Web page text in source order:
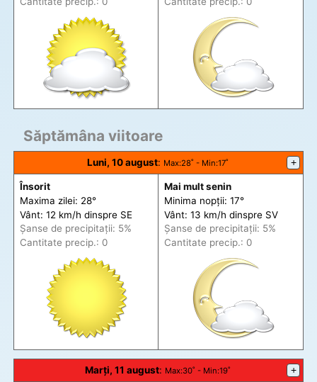
Săptămâna viitoare
Luni, 10 august: Max:28˚ - Min:17˚ +
Însorit
Maxima zilei: 28°
Vânt: 12 km/h dinspre SE
Șanse de precipitații: 5%
Cantitate precip.: 0
Mai mult senin
Minima nopții: 17°
Vânt: 13 km/h dinspre SV
Șanse de precipitații: 5%
Cantitate precip.: 0
Marți, 11 august: Max:30˚ - Min:19˚ +